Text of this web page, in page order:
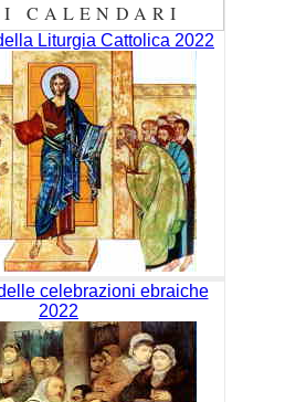
CALENDARI
Liturgia Cattolica 2022
celebrazioni ebraiche
2022